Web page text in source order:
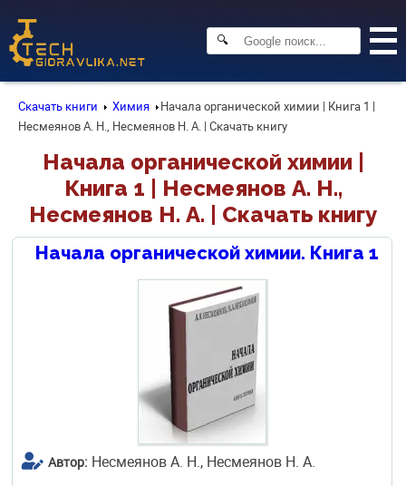
🔍
Скачать книги Химия
Начала органической химии | Книга 1 |
Несмеянов А. Н., Несмеянов Н. А. | Скачать книгу
Начала органической химии |
Книга 1 | Несмеянов А. Н.,
Несмеянов Н. А. | Скачать книгу
Начала органической химии. Книга 1
Автор: Несмеянов А. Н., Несмеянов Н. А.